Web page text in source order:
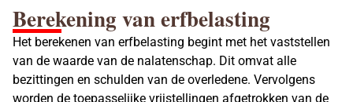
Berekening van erfbelasting
Het berekenen van erfbelasting begint met het vaststellen
van de waarde van de nalatenschap. Dit omvat alle
bezittingen en schulden van de overledene. Vervolgens
worden de toepasselijke vrijstellingen afgetrokken van de